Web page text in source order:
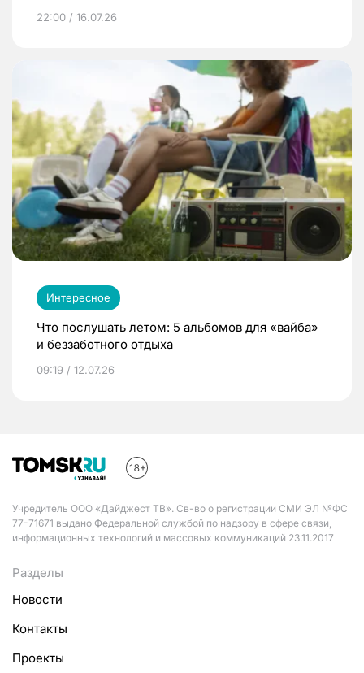
22:00 / 16.07.26
Интересное
Что послушать летом: 5 альбомов для «вайба»
и беззаботного отдыха
09:19 / 12.07.26
Учредитель ООО «Дайджест ТВ». Св-во о регистрации СМИ ЭЛ №ФС
77-71671 выдано Федеральной службой по надзору в сфере связи,
информационных технологий и массовых коммуникаций 23.11.2017
Разделы
Новости
Контакты
Проекты